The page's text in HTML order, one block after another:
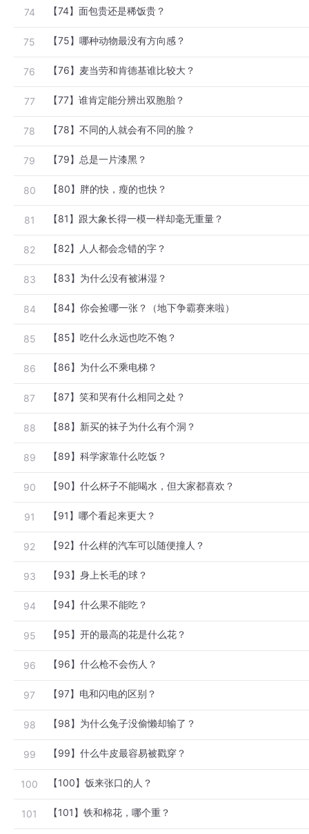
74 【74】面包贵还是稀饭贵？
75 【75】哪种动物最没有方向感？
76 【76】麦当劳和肯德基谁比较大？
77 【77】谁肯定能分辨出双胞胎？
78 【78】不同的人就会有不同的脸？
79 【79】总是一片漆黑？
80 【80】胖的快，瘦的也快？
81 【81】跟大象长得一模一样却毫无重量？
82 【82】人人都会念错的字？
83 【83】为什么没有被淋湿？
84 【84】你会捡哪一张？（地下争霸赛来啦）
85 【85】吃什么永远也吃不饱？
86 【86】为什么不乘电梯？
87 【87】笑和哭有什么相同之处？
88 【88】新买的袜子为什么有个洞？
89 【89】科学家靠什么吃饭？
90 【90】什么杯子不能喝水，但大家都喜欢？
91 【91】哪个看起来更大？
92 【92】什么样的汽车可以随便撞人？
93 【93】身上长毛的球？
94 【94】什么果不能吃？
95 【95】开的最高的花是什么花？
96 【96】什么枪不会伤人？
97 【97】电和闪电的区别？
98 【98】为什么兔子没偷懒却输了？
99 【99】什么牛皮最容易被戳穿？
100 【100】饭来张口的人？
101 【101】铁和棉花，哪个重？